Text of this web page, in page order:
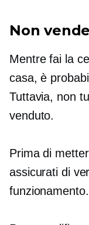
Non
Mentre fai la
casa, è
Tuttavia, non
venduto.
Prima di
assicurati di
funzionamento.